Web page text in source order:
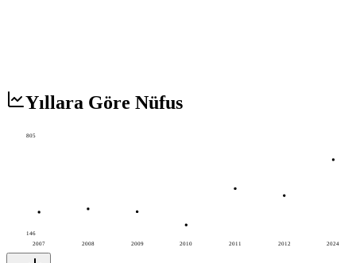
Yıllara Göre Nüfus
2007 2008 2009 2010 2011 2012 2024
805
146